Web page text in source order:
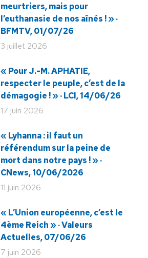
meurtriers, mais pour
l’euthanasie de nos aînés ! » ·
BFMTV, 01/07/26
3 juillet 2026
« Pour J.-M. APHATIE,
respecter le peuple, c’est de la
démagogie ! » · LCI, 14/06/26
17 juin 2026
« Lyhanna : il faut un
référendum sur la peine de
mort dans notre pays ! » ·
CNews, 10/06/2026
11 juin 2026
« L’Union européenne, c’est le
4ème Reich » · Valeurs
Actuelles, 07/06/26
7 juin 2026